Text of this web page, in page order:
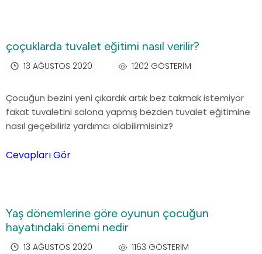
çoçuklarda tuvalet eğitimi nasıl verilir?
13 AĞUSTOS 2020 1202 GÖSTERIM
Çocuğun bezini yeni çıkardık artık bez takmak istemiyor
fakat tuvaletini salona yapmış bezden tuvalet eğitimine
nasıl geçebiliriz yardımcı olabilirmisiniz?
Cevapları Gör
Yaş dönemlerine göre oyunun çocuğun
hayatındaki önemi nedir
13 AĞUSTOS 2020 1163 GÖSTERIM